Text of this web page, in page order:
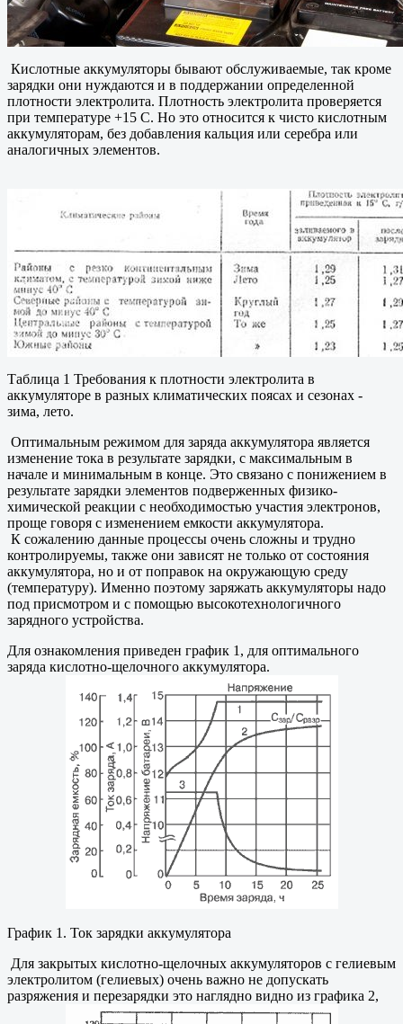
Кислотные аккумуляторы бывают обслуживаемые, так кроме
зарядки они нуждаются и в поддержании определенной
плотности электролита. Плотность электролита проверяется
при температуре +15 С. Но это относится к чисто кислотным
аккумуляторам, без добавления кальция или серебра или
аналогичных элементов.
Таблица 1 Требования к плотности электролита в
аккумуляторе в разных климатических поясах и сезонах -
зима, лето.
Оптимальным режимом для заряда аккумулятора является
изменение тока в результате зарядки, с максимальным в
начале и минимальным в конце. Это связано с понижением в
результате зарядки элементов подверженных физико-
химической реакции с необходимостью участия электронов,
проще говоря с изменением емкости аккумулятора.
К сожалению данные процессы очень сложны и трудно
контролируемы, также они зависят не только от состояния
аккумулятора, но и от поправок на окружающую среду
(температуру). Именно поэтому заряжать аккумуляторы надо
под присмотром и с помощью высокотехнологичного
зарядного устройства.
Для ознакомления приведен график 1, для оптимального
заряда кислотно-щелочного аккумулятора.
График 1. Ток зарядки аккумулятора
Для закрытых кислотно-щелочных аккумуляторов с гелиевым
электролитом (гелиевых) очень важно не допускать
разряжения и перезарядки это наглядно видно из графика 2,